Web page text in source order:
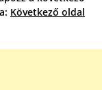
Következő oldal